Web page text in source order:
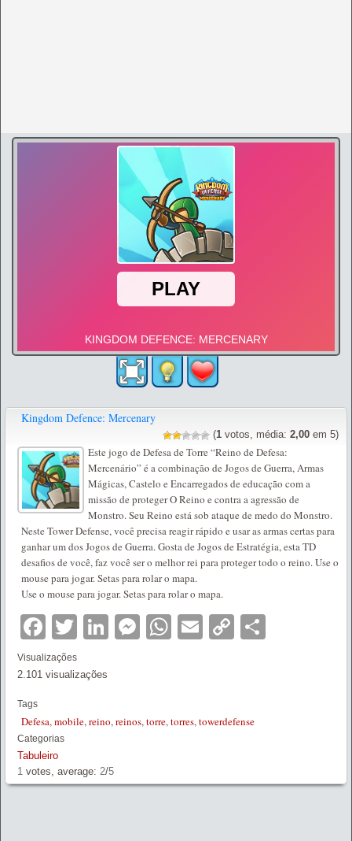
Kingdom Defence: Mercenary
(1 votos, média: 2,00 em 5)
Este jogo de Defesa de Torre “Reino de Defesa:
Mercenário” é a combinação de Jogos de Guerra, Armas
Mágicas, Castelo e Encarregados de educação com a
missão de proteger O Reino e contra a agressão de
Monstro. Seu Reino está sob ataque de medo do Monstro.
Neste Tower Defense, você precisa reagir rápido e usar as armas certas para
ganhar um dos Jogos de Guerra. Gosta de Jogos de Estratégia, esta TD
desafios de você, faz você ser o melhor rei para proteger todo o reino. Use o
mouse para jogar. Setas para rolar o mapa.
Use o mouse para jogar. Setas para rolar o mapa.
Facebook
TwitterLinkedIn
Messenger
WhatsApp
EmailCopy
Visualizações
2.101 visualizações
Tags
Defesa,mobile,reino,reinos,torre,torres,towerdefense
Categorias
Tabuleiro
1 votes, average: 2/5